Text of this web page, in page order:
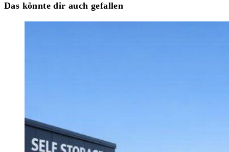
Das könnte dir auch gefallen